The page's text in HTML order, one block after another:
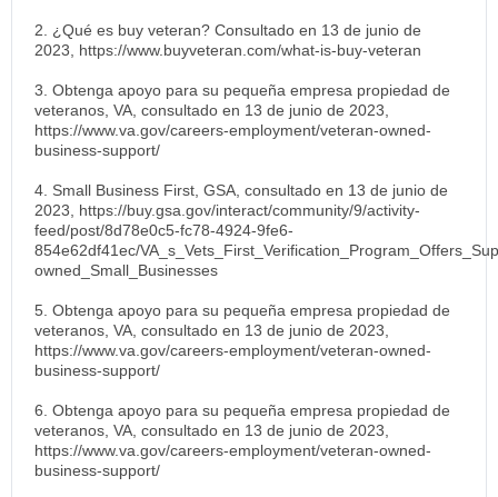
2. ¿Qué es buy veteran? Consultado en 13 de junio de
2023, https://www.buyveteran.com/what-is-buy-veteran
3. Obtenga apoyo para su pequeña empresa propiedad de
veteranos, VA, consultado en 13 de junio de 2023,
https://www.va.gov/careers-employment/veteran-owned-
business-support/
4. Small Business First, GSA, consultado en 13 de junio de
2023, https://buy.gsa.gov/interact/community/9/activity-
feed/post/8d78e0c5-fc78-4924-9fe6-
854e62df41ec/
owned_Small_Businesses
5. Obtenga apoyo para su pequeña empresa propiedad de
veteranos, VA, consultado en 13 de junio de 2023,
https://www.va.gov/careers-employment/veteran-owned-
business-support/
6. Obtenga apoyo para su pequeña empresa propiedad de
veteranos, VA, consultado en 13 de junio de 2023,
https://www.va.gov/careers-employment/veteran-owned-
business-support/